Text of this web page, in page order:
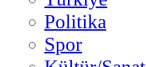
Politika
Spor